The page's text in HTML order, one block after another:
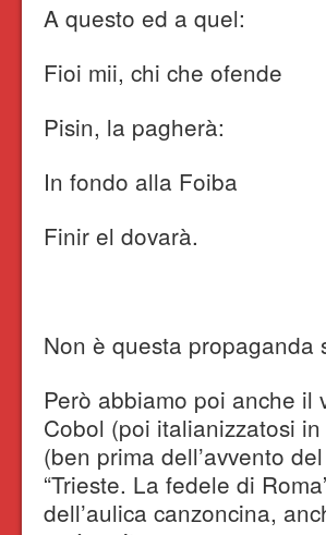
A questo ed a quel:
Fioi mii, chi che ofende
Pisin, la pagherà:
In fondo alla Foiba
Finir el dovarà.
Non è questa
Però abbiamo poi anche il
Cobol (poi italianizzatosi
(ben prima dell’avvento
“Trieste. La fedele di
dell’aulica canzoncina,